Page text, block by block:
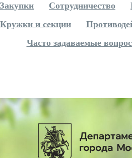
Закупки Сотрудничество
Кружки и секции
Часто задаваемые